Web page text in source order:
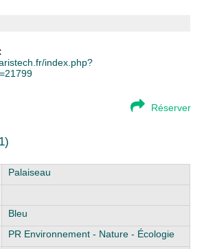
index.php?
Réserver
Palaiseau
Bleu
PR Environnement - Nature - Écologie